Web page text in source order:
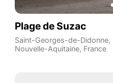
Plage de Suzac
Saint-Georges-de-Didonne,
Nouvelle-Aquitaine, France